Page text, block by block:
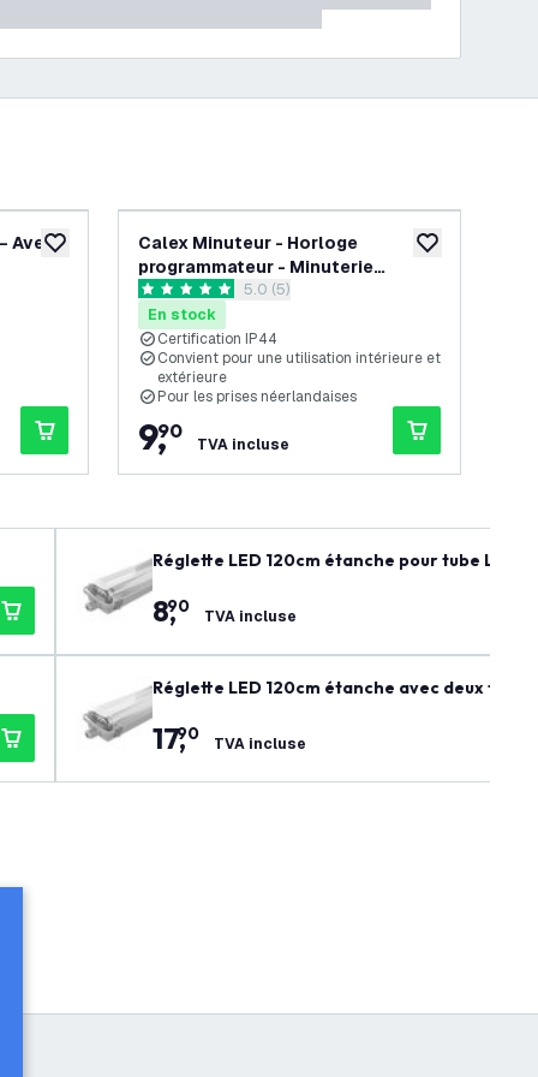
ajouter à la liste de souhaits
Avec
ajouter à la
Calex Minuteur - Horloge
programmateur - Minuterie
analogique - Prise minuterie
ouvrir le tiroir des avis
5 étoiles de notation
5.0 (5)
En stock
Certification IP44
Convient pour une utilisation intérieure et
extérieure
Pour les prises néerlandaises
9,
90
TVA incluse
Réglette LED 120cm étanche pour tube LED -
8,
90 TVA incluse
Réglette LED 120cm étanche avec deux
17,
90 TVA incluse